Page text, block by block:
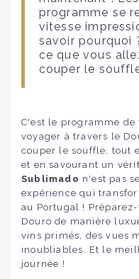
programme se
vitesse
savoir pourquoi
ce que vous
couper le
C'est le programme de
voyager à travers le
couper le souffle, tout
et en savourant un
Sublimado n'est pas
expérience qui
au Portugal !
Douro de manière
vins primés, des vues
inoubliables. Et le
journée !